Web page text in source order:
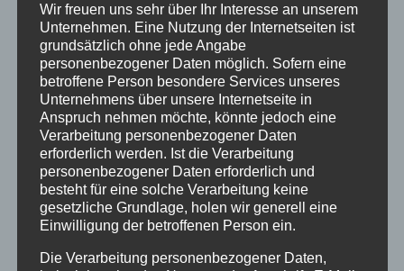
Quisque porttitor a massa ac porttitor. Vestibulum
ante ipsum primis in faucibus orci luctus et ultrices
posuere cubilia Curae; Curabitur vitae nibh vitae
justo sagittis lacinia. Donec nec suscipit dolor.
Aliquam ullamcorper nulla nec massa vestibulum
mattis. Maecenas ullamcorper lacus in augue rhoncus
consectetur et eu felis.
Aenean orci dolor, porta eget pharetra quis, blandit
id eros. Integer molestie lorem at risus posuere, et
Wir freuen uns sehr über Ihr Interesse an unserem
Unternehmen. Eine Nutzung der Internetseiten ist
grundsätzlich ohne jede Angabe
personenbezogener Daten möglich. Sofern eine
betroffene Person besondere Services unseres
Unternehmens über unsere Internetseite in
Anspruch nehmen möchte, könnte jedoch eine
Verarbeitung personenbezogener Daten
erforderlich werden. Ist die Verarbeitung
personenbezogener Daten erforderlich und
besteht für eine solche Verarbeitung keine
gesetzliche Grundlage, holen wir generell eine
Einwilligung der betroffenen Person ein.
Die Verarbeitung personenbezogener Daten,